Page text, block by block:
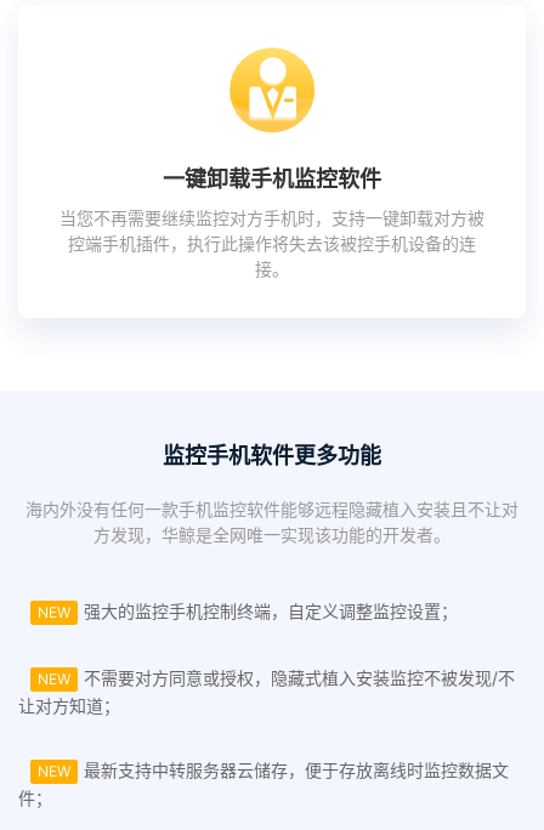
一键卸载手机监控软件
当您不再需要继续监控对方手机时，支持一键卸载对方被
控端手机插件，执行此操作将失去该被控手机设备的连
接。
监控手机软件更多功能
海内外没有任何一款手机监控软件能够远程隐藏植入安装且不让对
方发现，华鲸是全网唯一实现该功能的开发者。
NEW 强大的监控手机控制终端，自定义调整监控设置；
NEW
不需要对方同意或授权，隐藏式植入安装监控不被发现/不
让对方知道；
NEW
最新支持中转服务器云储存，便于存放离线时监控数据文
件；